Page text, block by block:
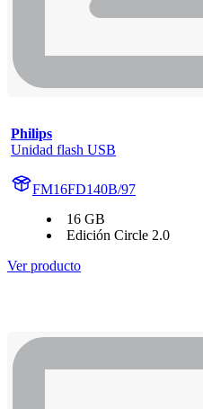
Philips
Unidad flash USB
FM16FD140B/97
16 GB
Edición Circle 2.0
Ver producto